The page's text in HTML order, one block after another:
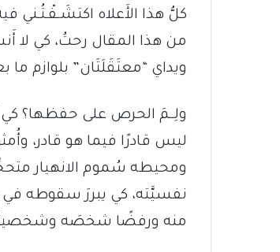
كلُّ هذا الأَعلاه اكتشَـفْـتُـني
من هذا المقال رحتُ، كي لا
ويداي “معتَقَلَتَان” بلوازم ما
ولِــمَ الحرص على حفظها؟
ليس قادرًا فيما هو قادر،
ومحيطه سُموم الانهيار
نفسيَّته، كي يبررَ سقوطه في
منه ورفضًا شخصَه